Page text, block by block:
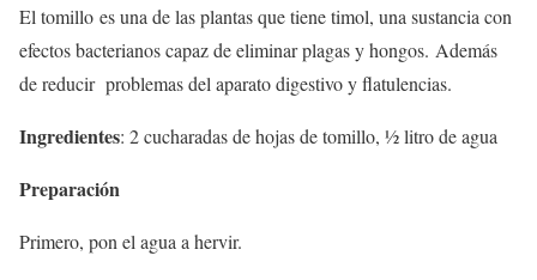
El tomillo es una de las plantas que tiene timol, una sustancia con
efectos bacterianos capaz de eliminar plagas y hongos. Además
de reducir problemas del aparato digestivo y flatulencias.
Ingredientes: 2 cucharadas de hojas de tomillo, ½ litro de agua
Preparación
Primero, pon el agua a hervir.